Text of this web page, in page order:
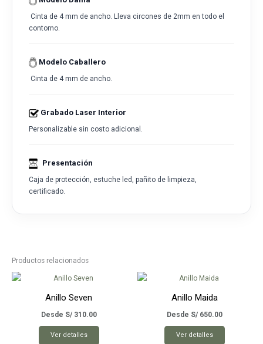
Cinta de 4 mm de ancho. Lleva circones de 2mm en todo el
contorno.
Modelo Caballero
Cinta de 4 mm de ancho.
Grabado Laser Interior
Personalizable sin costo adicional.
Presentación
Caja de protección, estuche led, pañito de limpieza,
certificado.
Productos relacionados
Anillo Seven
Desde S/310.00
Ver detalles
Este
producto
Anillo Maida
Desde S/650.00
Ver detalles
Este
producto